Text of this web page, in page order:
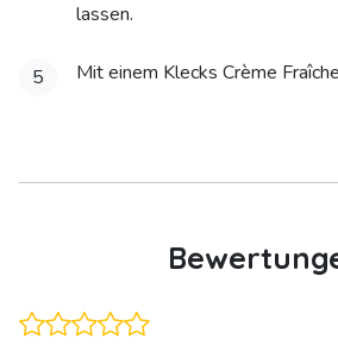
lassen.
5 Mit einem Klecks Crème